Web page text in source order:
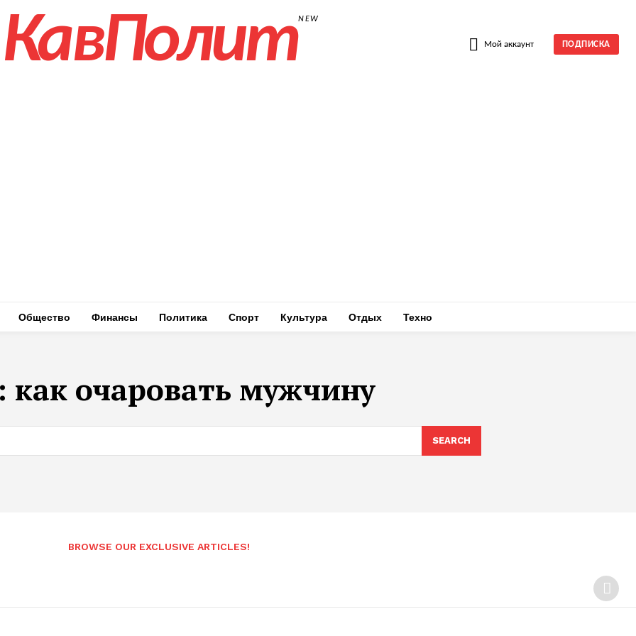
КавПолитNEW
Мой аккаунт ПОДПИСКА
Общество Финансы Политика Спорт Культура Отдых Техно
как очаровать мужчину
SEARCH
BROWSE OUR EXCLUSIVE ARTICLES!